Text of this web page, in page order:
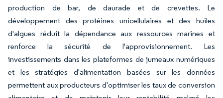
production de bar, de daurade et de crevettes. Le
développement des protéines unicellulaires et des huiles
d'algues réduit la dépendance aux ressources marines et
renforce la sécurité de l'approvisionnement. Les
investissements dans les plateformes de jumeaux numériques
et les stratégies d'alimentation basées sur les données
permettent aux producteurs d'optimiser les taux de conversion